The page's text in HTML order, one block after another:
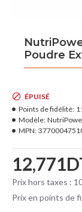
Poudre
Prix hors taxes :
Prix en points de
ÉPUISÉ
Points de fidélité:
Modèle:
MPN: